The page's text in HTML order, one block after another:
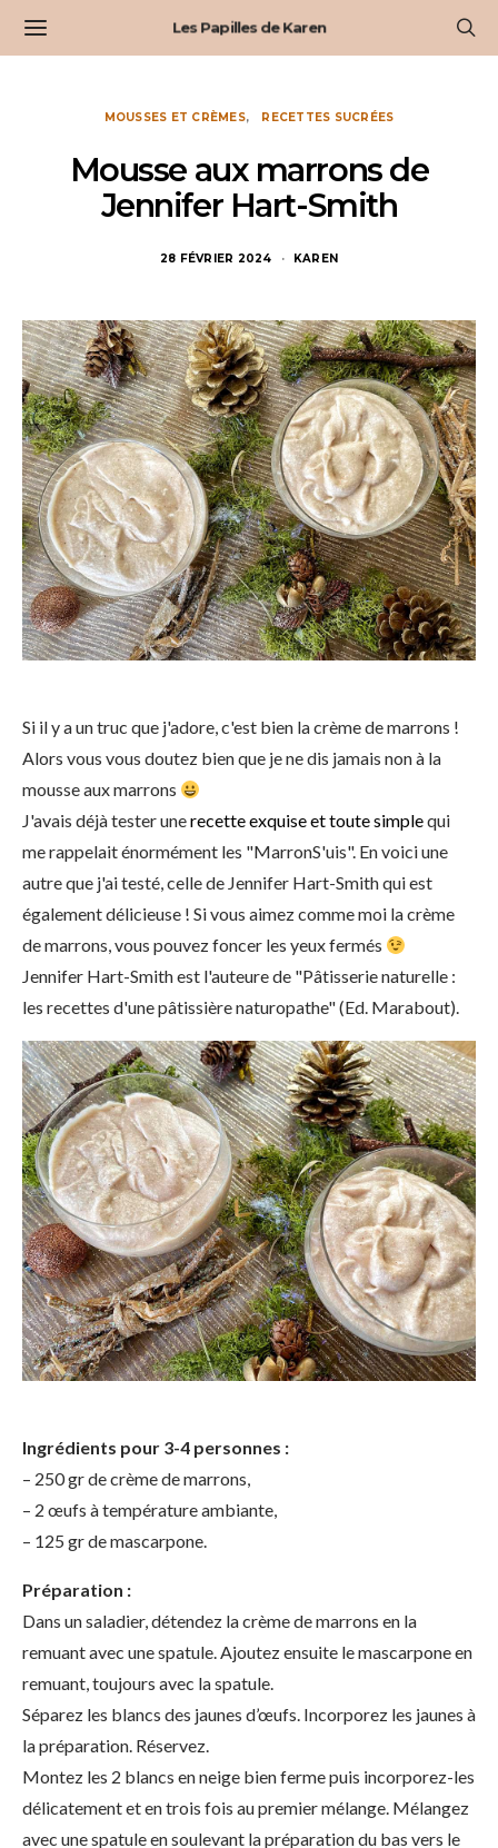
Les Papilles de Karen
MOUSSES ET CRÈMES RECETTES SUCRÉES
Mousse aux marrons de
Jennifer Hart-Smith
28 FÉVRIER 2024 KAREN
Si il y a un truc que j'adore, c'est bien la crème de marrons !
Alors vous vous doutez bien que je ne dis jamais non à la
mousse aux marrons
J'avais déjà tester unerecette exquise et toute simplequi
me rappelait énormément les "MarronS'uis". En voici une
autre que j'ai testé, celle de Jennifer Hart-Smith qui est
également délicieuse ! Si vous aimez comme moi la crème
de marrons, vous pouvez foncer les yeux fermés
Jennifer Hart-Smith est l'auteure de "Pâtisserie naturelle :
les recettes d'une pâtissière naturopathe" (Ed. Marabout).
Ingrédients pour 3-4 personnes :
– 250 gr de crème de marrons,
– 2 œufs à température ambiante,
– 125 gr de mascarpone.
Préparation :
Dans un saladier, détendez la crème de marrons en la
remuant avec une spatule. Ajoutez ensuite le mascarpone en
remuant, toujours avec la spatule.
Séparez les blancs des jaunes d’œufs. Incorporez les jaunes à
la préparation. Réservez.
Montez les 2 blancs en neige bien ferme puis incorporez-les
délicatement et en trois fois au premier mélange. Mélangez
avec une spatule en soulevant la préparation du bas vers le